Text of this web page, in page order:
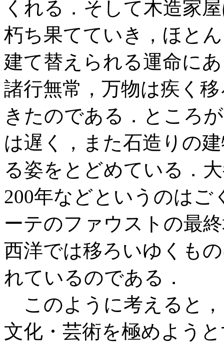
くれる．そして木造家
朽ち果てていき，ほと
建て替えられる運命に
諸行無常，万物は疾く
きたのである．ところ
は遅く，また石造りの
る姿をとどめている．
200年などというのは
ーテのファウストの最
西洋では移ろいゆくも
れているのである．
このように考えると
文化・芸術を極めよう